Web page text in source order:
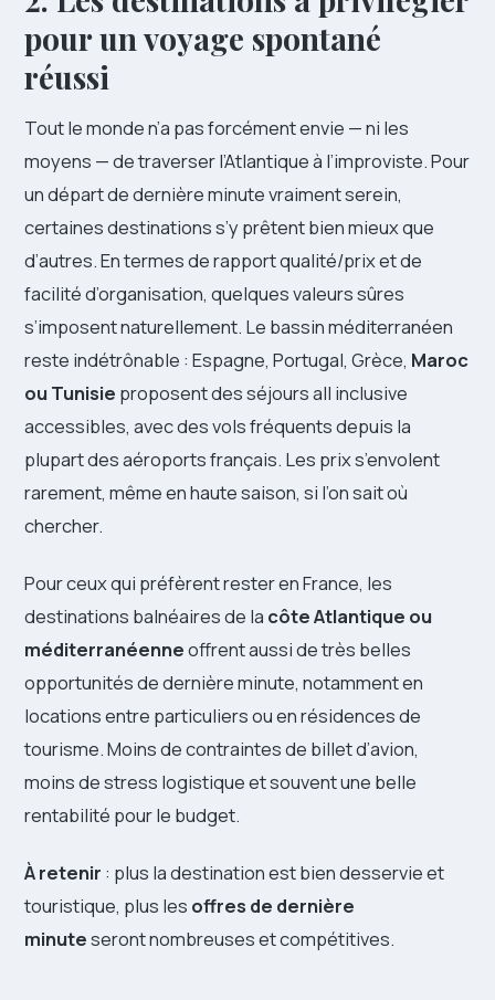
pour un voyage spontané
réussi
Tout le monde n’a pas forcément envie — ni les
moyens — de traverser l’Atlantique à l’improviste. Pour
un départ de dernière minute vraiment serein,
certaines destinations s’y prêtent bien mieux que
d’autres. En termes de rapport qualité/prix et de
facilité d’organisation, quelques valeurs sûres
s’imposent naturellement. Le bassin méditerranéen
reste indétrônable : Espagne, Portugal, Grèce, Maroc
ou Tunisie proposent des séjours all inclusive
accessibles, avec des vols fréquents depuis la
plupart des aéroports français. Les prix s’envolent
rarement, même en haute saison, si l’on sait où
chercher.
Pour ceux qui préfèrent rester en France, les
destinations balnéaires de la côte Atlantique ou
méditerranéenneoffrent aussi de très belles
opportunités de dernière minute, notamment en
locations entre particuliers ou en résidences de
tourisme. Moins de contraintes de billet d’avion,
moins de stress logistique et souvent une belle
rentabilité pour le budget.
À retenir : plus la destination est bien desservie et
touristique, plus les offres de dernière
minuteseront nombreuses et compétitives.